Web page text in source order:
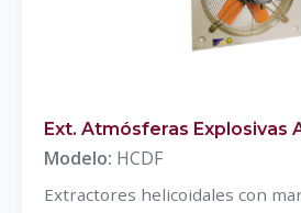
Ext. Atmósferas Explosivas
Modelo: HCDF
Extractores helicoidales con